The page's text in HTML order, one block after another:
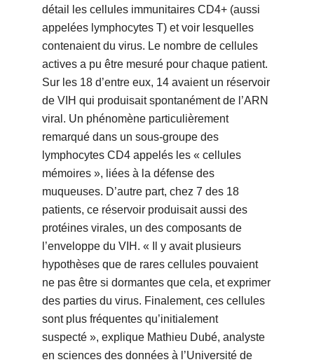
détail les cellules immunitaires CD4+ (aussi
appelées lymphocytes T) et voir lesquelles
contenaient du virus. Le nombre de cellules
actives a pu être mesuré pour chaque patient.
Sur les 18 d’entre eux, 14 avaient un réservoir
de VIH qui produisait spontanément de l’ARN
viral. Un phénomène particulièrement
remarqué dans un sous-groupe des
lymphocytes CD4 appelés les « cellules
mémoires », liées à la défense des
muqueuses. D’autre part, chez 7 des 18
patients, ce réservoir produisait aussi des
protéines virales, un des composants de
l’enveloppe du VIH. « Il y avait plusieurs
hypothèses que de rares cellules pouvaient
ne pas être si dormantes que cela, et exprimer
des parties du virus. Finalement, ces cellules
sont plus fréquentes qu’initialement
suspecté », explique Mathieu Dubé, analyste
en sciences des données à l’Université de